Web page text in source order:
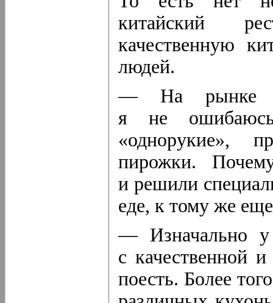
китайский
качественную
людей.
— На рынке
я не
«однорукие»,
пирожки.
и решили
еде, к тому же
— Изначально у
с качественной
поесть. Более